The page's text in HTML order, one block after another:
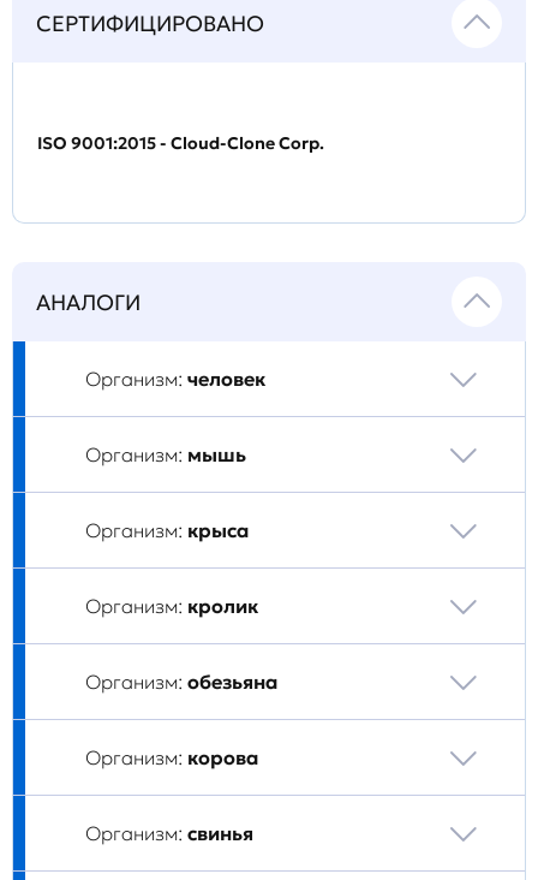
СЕРТИФИЦИРОВАНО
ISO 9001:2015 - Cloud-Clone Corp.
АНАЛОГИ
Организм: человек
Организм: мышь
Организм: крыса
Организм: кролик
Организм: обезьяна
Организм: корова
Организм: свинья